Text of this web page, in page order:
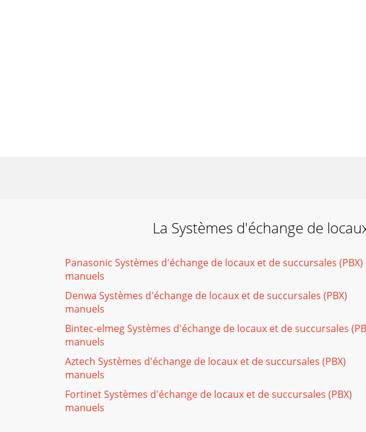
La Systèmes d'échange de
Panasonic Systèmes d'échange de locaux et de succursales (PBX)
manuels
Denwa Systèmes d'échange de locaux et de succursales (PBX)
manuels
Bintec-elmeg Systèmes d'échange de locaux et de succursales
manuels
Aztech Systèmes d'échange de locaux et de succursales (PBX)
manuels
Fortinet Systèmes d'échange de locaux et de succursales (PBX)
manuels